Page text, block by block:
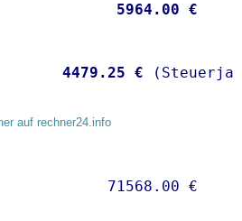
5964.00 €
4479.25 €
auf rechner24.info